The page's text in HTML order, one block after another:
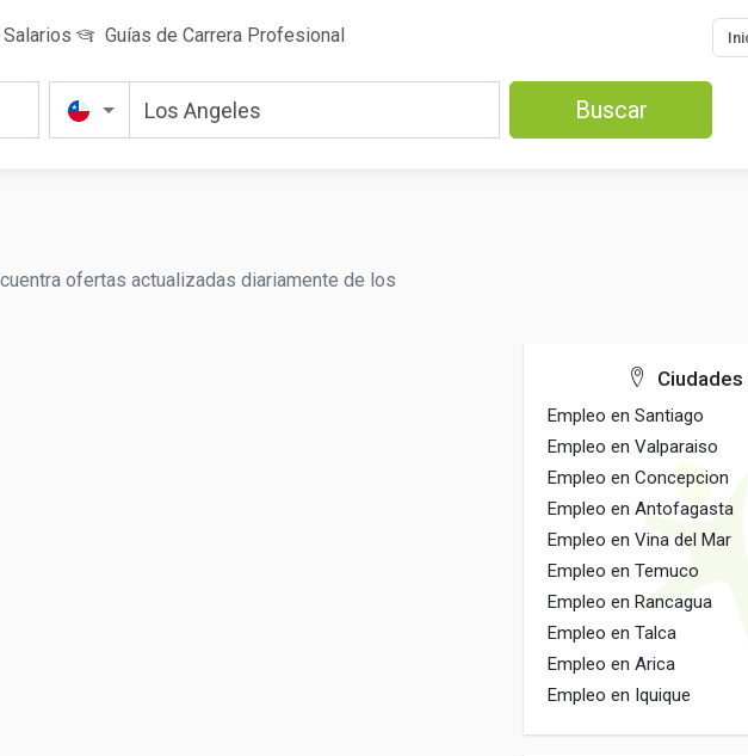
Salarios Guías de Carrera Profesional
Buscar
ofertas actualizadas diariamente de los
Empleo en Santiago
Empleo en Valparaiso
Empleo en Concepcion
Empleo en Antofagasta
Empleo en Vina del Mar
Empleo en Temuco
Empleo en Rancagua
Empleo en Talca
Empleo en Arica
Empleo en Iquique